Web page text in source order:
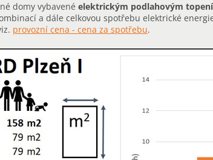
domy vybavené elektrickým podlahovým
a dále celkovou spotřebu elektrické
provozní cena - cena za spotřebu.